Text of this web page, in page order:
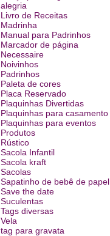
alegria
Livro de Receitas
Madrinha
Manual para Padrinhos
Marcador de página
Necessaire
Noivinhos
Padrinhos
Paleta de cores
Placa Reservado
Plaquinhas Divertidas
Plaquinhas para casamento
Plaquinhas para eventos
Produtos
Rústico
Sacola Infantil
Sacola kraft
Sacolas
Sapatinho de bebê de papel
Save the date
Suculentas
Tags diversas
Vela
tag para gravata